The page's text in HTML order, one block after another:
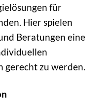
für
Hier spielen
Beratungen eine
gerecht zu werden.